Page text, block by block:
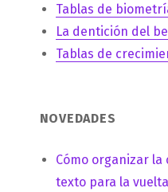
Tablas de
La dentición del
Tablas de
NOVEDADES
Cómo organizar
texto para la